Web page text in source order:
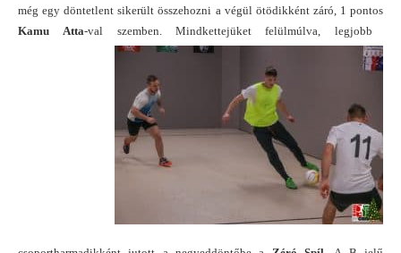
még egy döntetlent sikerült összehozni a végül ötödikként záró, 1 pontos
Kamu
Atta-val szemben.Mindkettejüket felülmúlva, legjobb